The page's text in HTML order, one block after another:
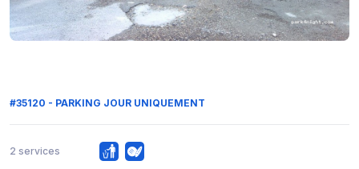
#35120 - PARKING JOUR UNIQUEMENT
2 services